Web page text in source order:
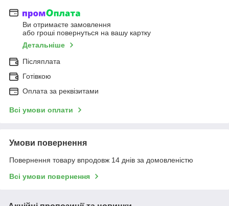
Ви отримаєте замовлення
або гроші повернуться на вашу картку
Детальніше
Післяплата
Готівкою
Оплата за реквізитами
Всі умови оплати
Умови повернення
Повернення товару впродовж 14 днів за домовленістю
Всі умови повернення